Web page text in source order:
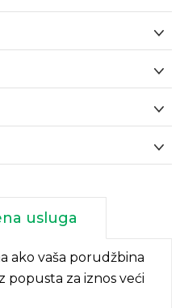
usluga
ako vaša porudžbina
za iznos veći